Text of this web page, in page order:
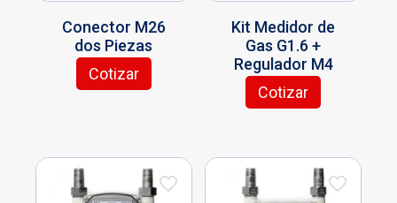
Conector M26
dos Piezas
Cotizar
Kit Medidor de
Gas G1.6 +
Regulador M4
Cotizar